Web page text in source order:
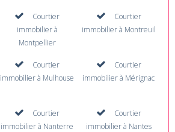
Courtier
immobilier à
Montpellier
Courtier
immobilier à Montreuil
Courtier
immobilier à Mulhouse
Courtier
immobilier à Mérignac
Courtier
immobilier à Nanterre
Courtier
immobilier à Nantes